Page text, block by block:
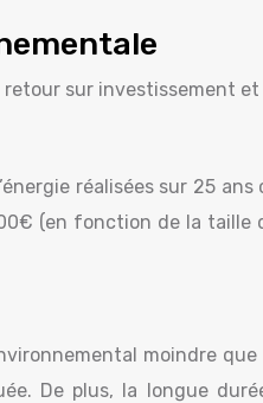
sur investissement
réalisées sur 25
(en fonction de la
moindre
De plus, la longue